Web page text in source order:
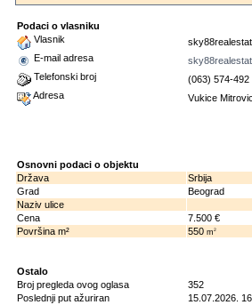
Podaci o vlasniku
Vlasnik
E-mail adresa
Telefonski broj
(063) 574-492
Adresa
Vukice
Osnovni podaci o objektu
Država
Srbija
Grad
Beograd
Naziv ulice
Cena
7.500 €
Površina m²
550 m2
Ostalo
Broj pregleda ovog oglasa
352
Poslednji put ažuriran
15.07.2026.